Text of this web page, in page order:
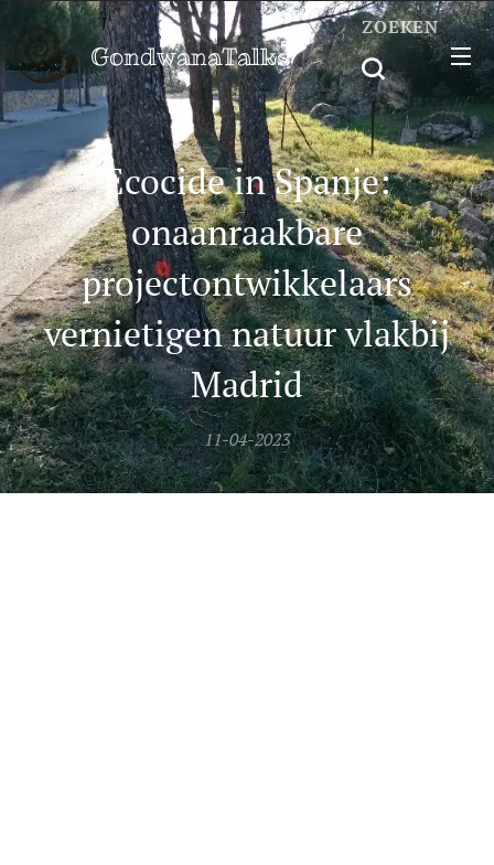
GondwanaTalks
ZOEKEN
Ecocide in Spanje:
onaanraakbare
projectontwikkelaars
vernietigen natuur vlakbij
Madrid
11-04-2023